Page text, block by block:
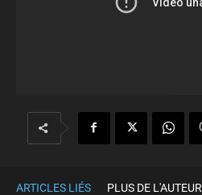
ARTICLES LIÉS PLUS DE L'AUTEUR